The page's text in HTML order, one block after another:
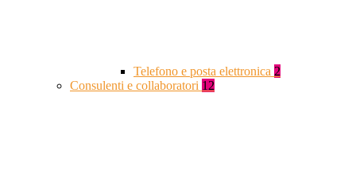
Telefono e posta elettronica 2
Consulenti e collaboratori 12